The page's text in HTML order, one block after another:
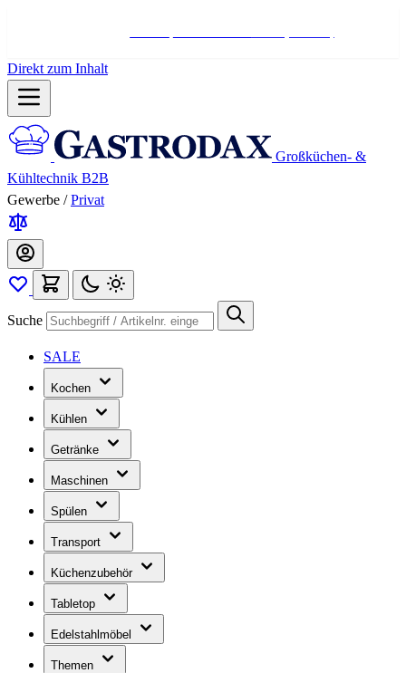
Direkt zum Inhalt
Großküchen- &
Kühltechnik B2B
Gewerbe / Privat
Suche
SALE
Kochen
Kühlen
Getränke
Maschinen
Spülen
Transport
Küchenzubehör
Tabletop
Edelstahlmöbel
Themen